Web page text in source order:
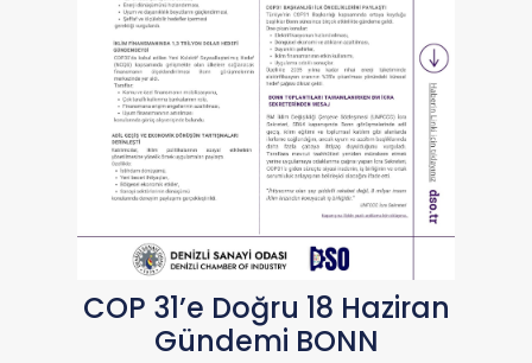
COP 31’e Doğru 18 Haziran
Gündemi BONN